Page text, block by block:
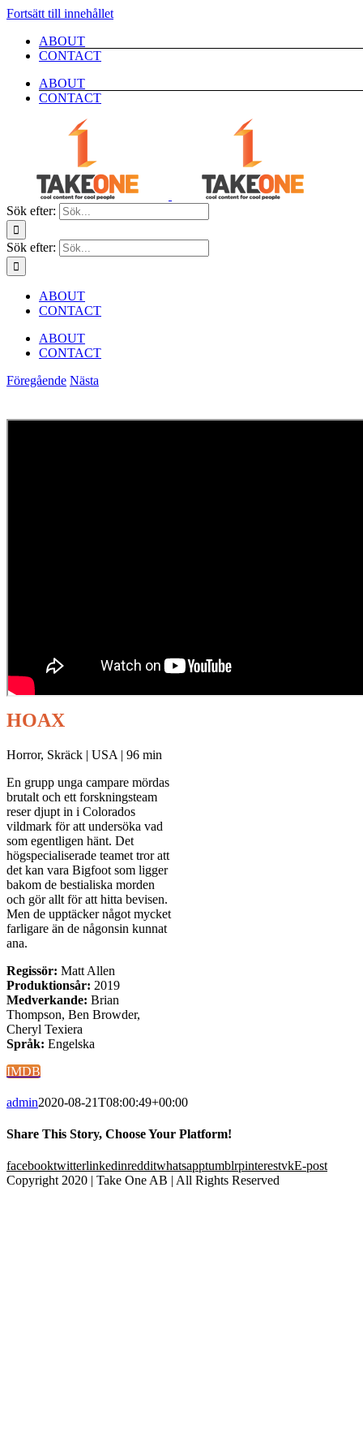
Fortsätt till innehållet
ABOUT
CONTACT
ABOUT
CONTACT
Sök efter:
Sök efter:
ABOUT
CONTACT
ABOUT
CONTACT
Föregående Nästa
HOAX
Horror, Skräck | USA | 96 min
En grupp unga campare mördas
brutalt och ett forskningsteam
reser djupt in i Colorados
vildmark för att undersöka vad
som egentligen hänt. Det
högspecialiserade teamet tror att
det kan vara Bigfoot som ligger
bakom de bestialiska morden
och gör allt för att hitta bevisen.
Men de upptäcker något mycket
farligare än de någonsin kunnat
ana.
Regissör: Matt Allen
Produktionsår: 2019
Medverkande: Brian
Thompson, Ben Browder,
Cheryl Texiera
Språk: Engelska
IMDB
admin2020-08-21T08:00:49+00:00
Share This Story, Choose Your Platform!
facebooktwitterlinkedinredditwhatsapptumblrpinterestvkE-post
Copyright 2020 | Take One AB | All Rights Reserved